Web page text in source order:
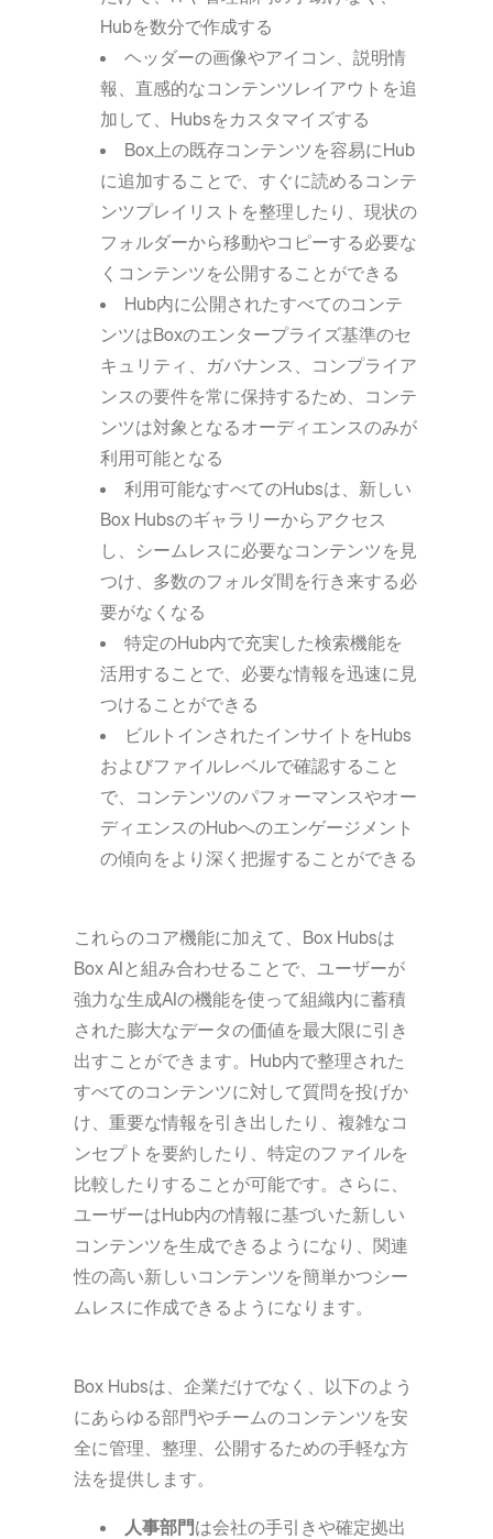
Hubを数分で作成する
ヘッダーの画像やアイコン、説明情
報、直感的なコンテンツレイアウトを追
加して、Hubsをカスタマイズする
Box上の既存コンテンツを容易にHub
に追加することで、すぐに読めるコンテ
ンツプレイリストを整理したり、現状の
フォルダーから移動やコピーする必要な
くコンテンツを公開することができる
Hub内に公開されたすべてのコンテ
ンツはBoxのエンタープライズ基準のセ
キュリティ、ガバナンス、コンプライア
ンスの要件を常に保持するため、コンテ
ンツは対象となるオーディエンスのみが
利用可能となる
利用可能なすべてのHubsは、新しい
Box Hubsのギャラリーからアクセス
し、シームレスに必要なコンテンツを見
つけ、多数のフォルダ間を行き来する必
要がなくなる
特定のHub内で充実した検索機能を
活用することで、必要な情報を迅速に見
つけることができる
ビルトインされたインサイトをHubs
およびファイルレベルで確認すること
で、コンテンツのパフォーマンスやオー
ディエンスのHubへのエンゲージメント
の傾向をより深く把握することができる
これらのコア機能に加えて、Box Hubsは
Box AIと組み合わせることで、ユーザーが
強力な生成AIの機能を使って組織内に蓄積
された膨大なデータの価値を最大限に引き
出すことができます。Hub内で整理された
すべてのコンテンツに対して質問を投げか
け、重要な情報を引き出したり、複雑なコ
ンセプトを要約したり、特定のファイルを
比較したりすることが可能です。さらに、
ユーザーはHub内の情報に基づいた新しい
コンテンツを生成できるようになり、関連
性の高い新しいコンテンツを簡単かつシー
ムレスに作成できるようになります。
Box Hubsは、企業だけでなく、以下のよう
にあらゆる部門やチームのコンテンツを安
全に管理、整理、公開するための手軽な方
法を提供します。
人事部門は会社の手引きや確定拠出